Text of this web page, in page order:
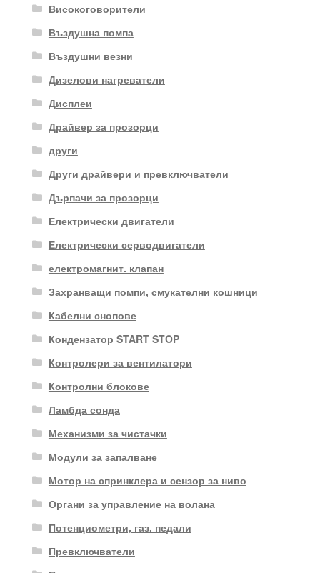
Високоговорители
Въздушна помпа
Въздушни везни
Дизелови нагреватели
Дисплеи
Драйвер за прозорци
други
Други драйвери и превключватели
Дърпачи за прозорци
Електрически двигатели
Електрически серводвигатели
електромагнит. клапан
Захранващи помпи, смукателни кошници
Кабелни снопове
Кондензатор START STOP
Контролери за вентилатори
Контролни блокове
Ламбда сонда
Механизми за чистачки
Модули за запалване
Мотор на спринклера и сензор за ниво
Органи за управление на волана
Потенциометри, газ. педали
Превключватели